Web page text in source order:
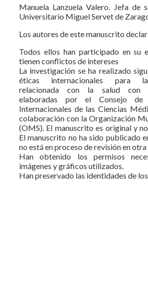
Manuela Lanzuela Valero. Jefa de
Universitario Miguel Servet de
Los autores de este manuscrito
Todos ellos han participado en su
tienen conflictos de intereses
La investigación se ha realizado
éticas internacionales para
relacionada con la salud con
elaboradas por el Consejo de
Internacionales de las Ciencias
colaboración con la Organización
(OMS). El manuscrito es original y
El manuscrito no ha sido publicado
no está en proceso de revisión en otra
Han obtenido los permisos
imágenes y gráficos utilizados.
Han preservado las identidades de